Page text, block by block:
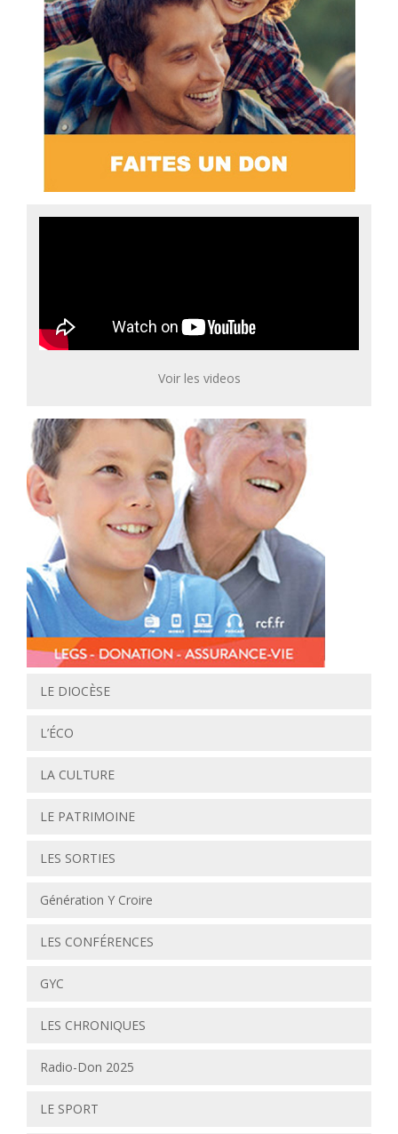
Voir les videos
LE DIOCÈSE
L’ÉCO
LA CULTURE
LE PATRIMOINE
LES SORTIES
Génération Y Croire
LES CONFÉRENCES
GYC
LES CHRONIQUES
Radio-Don 2025
LE SPORT